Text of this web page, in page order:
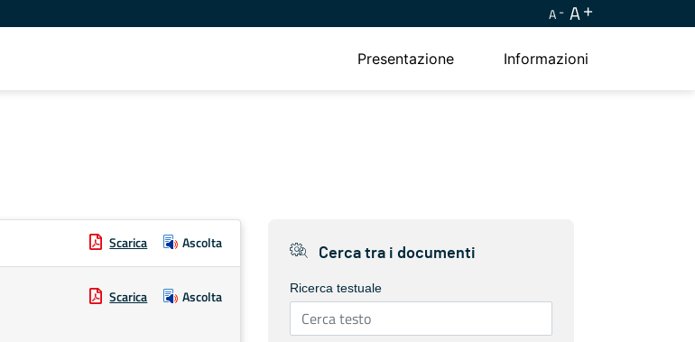
A A
Presentazione Informazioni
Scarica Ascolta
Scarica Ascolta
Cerca tra i documenti
Ricerca testuale